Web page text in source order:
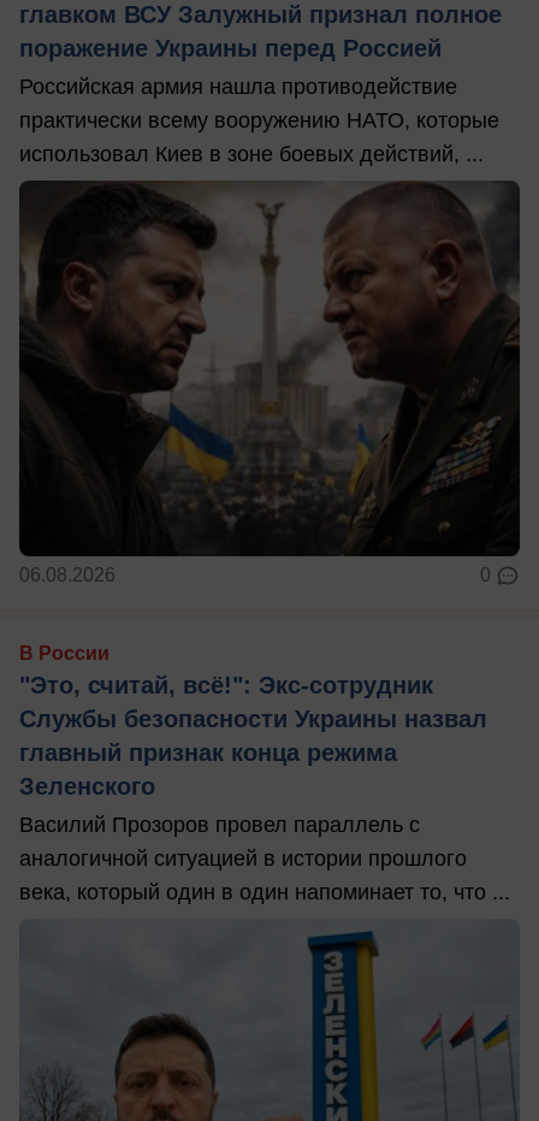
главком ВСУ Залужный признал полное
поражение Украины перед Россией
Российская армия нашла противодействие
практически всему вооружению НАТО, которые
использовал Киев в зоне боевых действий, ...
06.08.2026 0
В России
"Это, считай, всё!": Экс-сотрудник
Службы безопасности Украины назвал
главный признак конца режима
Зеленского
Василий Прозоров провел параллель с
аналогичной ситуацией в истории прошлого
века, который один в один напоминает то, что ...